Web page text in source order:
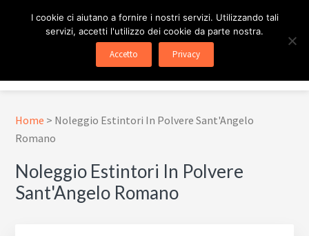
pagina
ESTINTORE ROMA
In Tutta Roma E Provincia
Menu
Home > Noleggio Estintori In Polvere Sant'Angelo
Romano
Noleggio Estintori In Polvere
Sant'Angelo Romano
I cookie ci aiutano a fornire i nostri servizi. Utilizzando tali
servizi, accetti l'utilizzo dei cookie da parte nostra.
Accetto Privacy